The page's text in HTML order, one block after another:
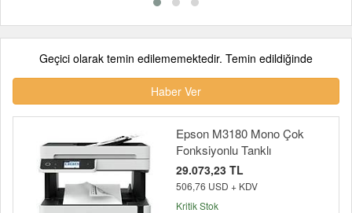
Geçici olarak temin edilememektedir. Temin edildiğinde
Haber Ver
Epson M3180 Mono Çok
Fonksiyonlu Tanklı
29.073,23 TL
506,76 USD + KDV
Kritik Stok